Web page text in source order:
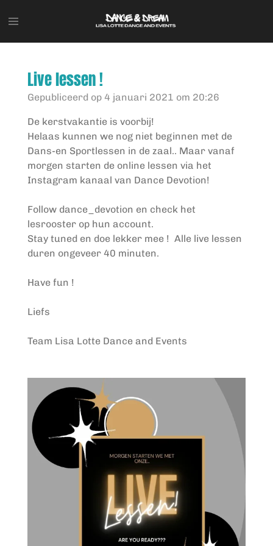
direct
naar
hoofdinhoud
Live lessen !
Gepubliceerd op 4 januari 2021 om 20:26
De kerstvakantie is voorbij!
Helaas kunnen we nog niet beginnen met de
Dans-en Sportlessen in de zaal.. Maar vanaf
morgen starten de online lessen via het
Instagram kanaal van Dance Devotion!
Follow dance_devotion en check het
lesrooster op hun account.
Stay tuned en doe lekker mee ! Alle live lessen
duren ongeveer 40 minuten.
Have fun !
Liefs
Team Lisa Lotte Dance and Events